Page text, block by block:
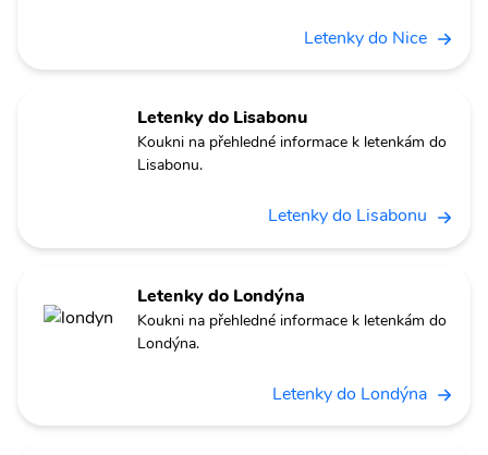
Letenky do Nice
Letenky do Lisabonu
Koukni na přehledné informace k letenkám do
Lisabonu.
Letenky do Lisabonu
Letenky do Londýna
Koukni na přehledné informace k letenkám do
Londýna.
Letenky do Londýna